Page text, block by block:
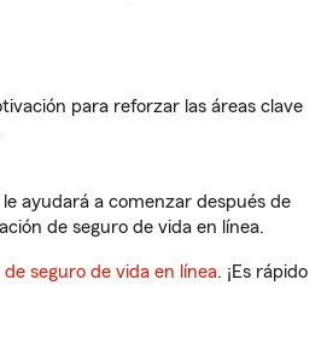
para reforzar las áreas clave
ayudará a comenzar después de
de seguro de vida en línea.
seguro de vida en línea. ¡Es rápido